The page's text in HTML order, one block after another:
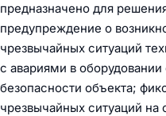
предназначено для
предупреждение о
чрезвычайных ситуаций
с авариями в
безопасности объекта;
чрезвычайных ситуаций на